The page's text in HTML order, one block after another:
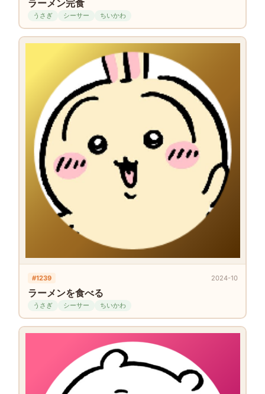
ラーメン完食
うさぎ シーサー ちいかわ
#1239 2024-10
ラーメンを食べる
うさぎ シーサー ちいかわ